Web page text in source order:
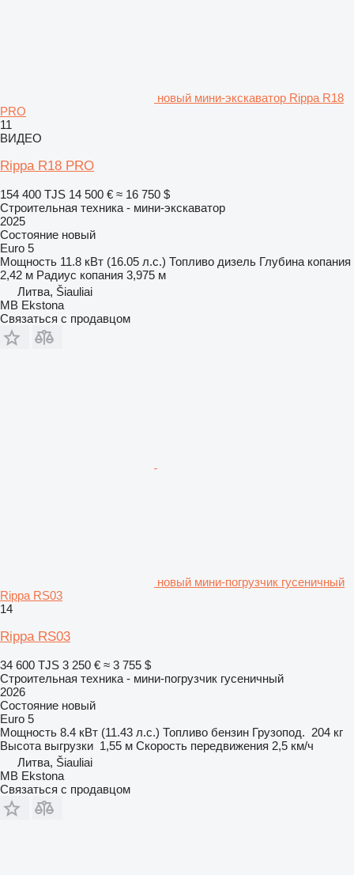
новый мини-экскаватор Rippa R18
PRO
11
ВИДЕО
Rippa R18 PRO
154 400 TJS 14 500 € ≈ 16 750 $
Строительная техника - мини-экскаватор
2025
Состояние новый
Euro 5
Мощность 11.8 кВт (16.05 л.с.) Топливо дизель Глубина копания
2,42 м Радиус копания 3,975 м
Литва, Šiauliai
MB Ekstona
Связаться с продавцом
новый мини-погрузчик гусеничный
Rippa RS03
14
Rippa RS03
34 600 TJS 3 250 € ≈ 3 755 $
Строительная техника - мини-погрузчик гусеничный
2026
Состояние новый
Euro 5
Мощность 8.4 кВт (11.43 л.с.) Топливо бензин Грузопод. 204 кг
Высота выгрузки 1,55 м Скорость передвижения 2,5 км/ч
Литва, Šiauliai
MB Ekstona
Связаться с продавцом